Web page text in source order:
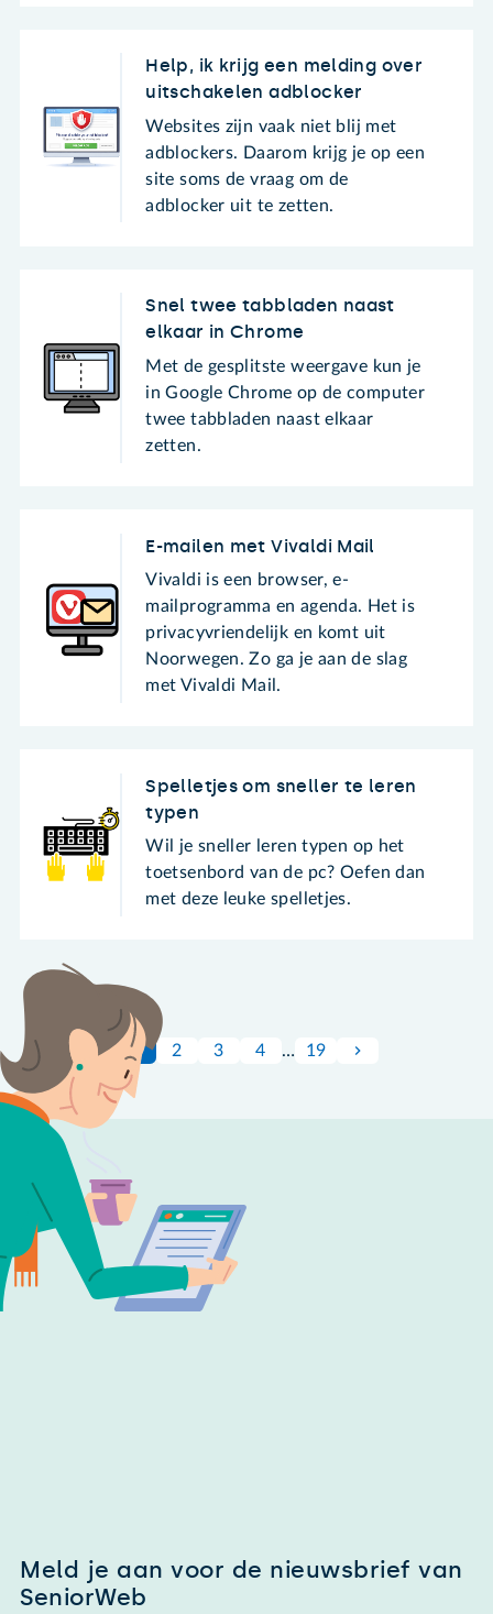
Help, ik krijg een melding over
uitschakelen adblocker
Websites zijn vaak niet blij met
adblockers. Daarom krijg je op een
site soms de vraag om de
adblocker uit te zetten.
Snel twee tabbladen naast
elkaar in Chrome
Met de gesplitste weergave kun je
in Google Chrome op de computer
twee tabbladen naast elkaar
zetten.
E-mailen met Vivaldi Mail
Vivaldi is een browser, e-
mailprogramma en agenda. Het is
privacyvriendelijk en komt uit
Noorwegen. Zo ga je aan de slag
met Vivaldi Mail.
Spelletjes om sneller te leren
typen
Wil je sneller leren typen op het
toetsenbord van de pc? Oefen dan
met deze leuke spelletjes.
1 2 3 4 … 19
Meld je aan voor de nieuwsbrief van
SeniorWeb